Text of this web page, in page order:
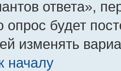
ответа»,
опрос будет
изменять
началу